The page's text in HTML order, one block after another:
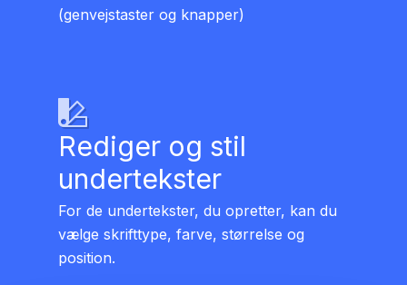
(genvejstaster og knapper)
Rediger og stil
undertekster
For de undertekster, du opretter, kan du
vælge skrifttype, farve, størrelse og
position.